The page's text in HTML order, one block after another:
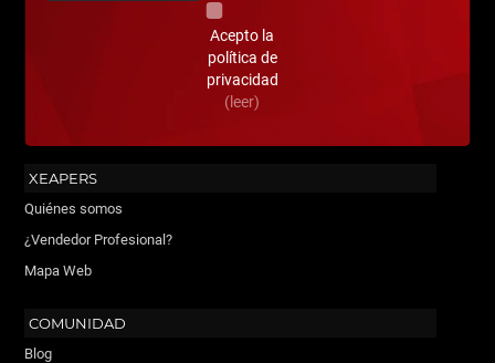
Acepto la
política de
privacidad
(leer)
XEAPERS
Quiénes somos
¿Vendedor Profesional?
Mapa Web
COMUNIDAD
Blog